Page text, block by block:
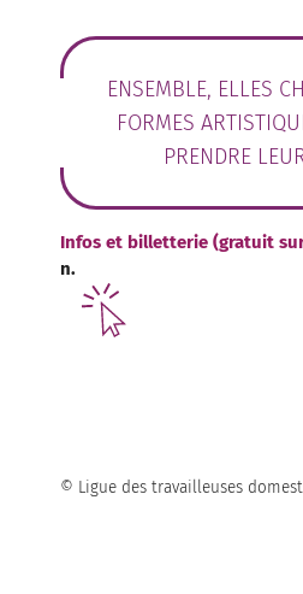
ENSEMBLE, ELLES
FORMES
PRENDRE
Infos et billetterie (gratuit
n.
© Ligue des travailleuses